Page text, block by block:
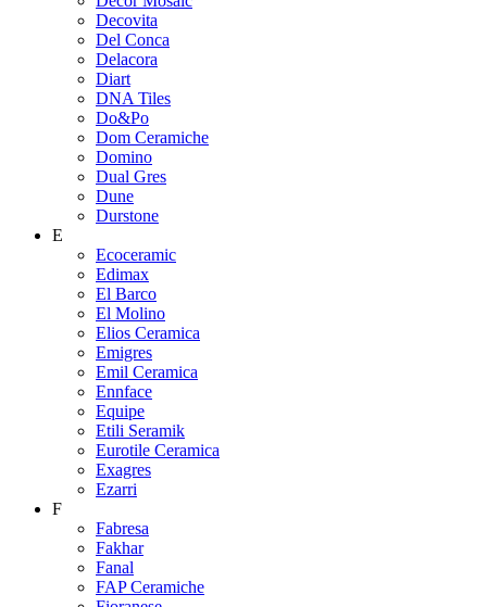
Decovita
Del Conca
Delacora
Diart
DNA Tiles
Do&Po
Dom Ceramiche
Domino
Dual Gres
Dune
Durstone
E
Ecoceramic
Edimax
El Barco
El Molino
Elios Ceramica
Emigres
Emil Ceramica
Ennface
Equipe
Etili Seramik
Eurotile Ceramica
Exagres
Ezarri
F
Fabresa
Fakhar
Fanal
FAP Ceramiche